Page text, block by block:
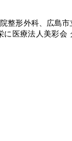
整形外科、広島市
に医療法人美彩会